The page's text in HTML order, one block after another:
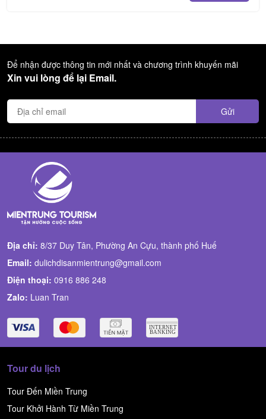
Để nhận được thông tin mới nhất và chương trình khuyến mãi
Xin vui lòng để lại Email.
Địa chỉ: 8/37 Duy Tân, Phường An Cựu, thành phố Huế
Email: dulichdisanmientrung@gmail.com
Điện thoại: 0916 886 248
Zalo: Luan Tran
Tour du lịch
Tour Đến Miền Trung
Tour Khởi Hành Từ Miền Trung